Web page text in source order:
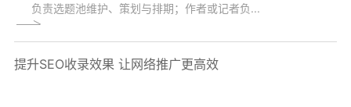
负责选题池维护、策划与排期；作者或记者负...
提升SEO收录效果 让网络推广更高效